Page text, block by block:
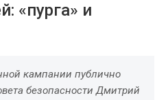
«пурга» и
кампании публично
безопасности Дмитрий